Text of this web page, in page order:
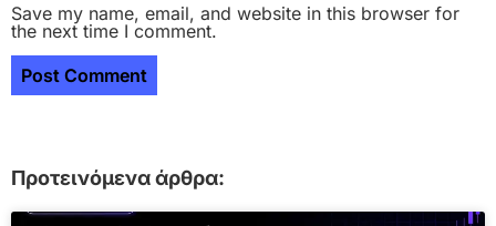
Save my name, email, and website in this browser for
the next time I comment.
Προτεινόμενα άρθρα: